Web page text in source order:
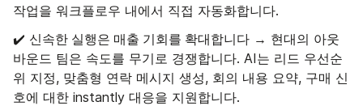
작업을 워크플로우 내에서 직접 자동화합니다.
✔️ 신속한 실행은 매출 기회를 확대합니다 → 현대의 아웃
바운드 팀은 속도를 무기로 경쟁합니다. AI는 리드 우선순
위 지정, 맞춤형 연락 메시지 생성, 회의 내용 요약, 구매 신
호에 대한 instantly 대응을 지원합니다.